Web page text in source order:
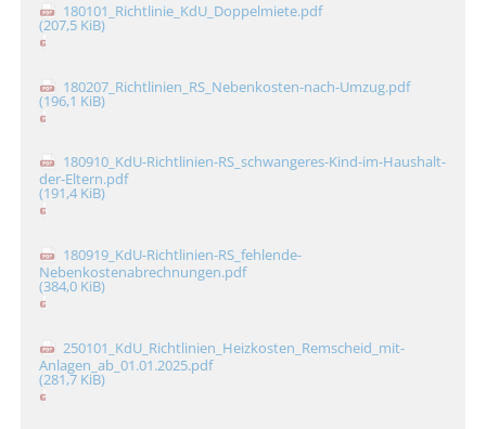
180101_Richtlinie_KdU_Doppelmiete.pdf
(207,5 KiB)
180207_Richtlinien_RS_Nebenkosten-nach-Umzug.pdf
(196,1 KiB)
180910_KdU-Richtlinien-RS_schwangeres-Kind-im-Haushalt-
der-Eltern.pdf
(191,4 KiB)
180919_KdU-Richtlinien-RS_fehlende-
Nebenkostenabrechnungen.pdf
(384,0 KiB)
250101_KdU_Richtlinien_Heizkosten_Remscheid_mit-
Anlagen_ab_01.01.2025.pdf
(281,7 KiB)